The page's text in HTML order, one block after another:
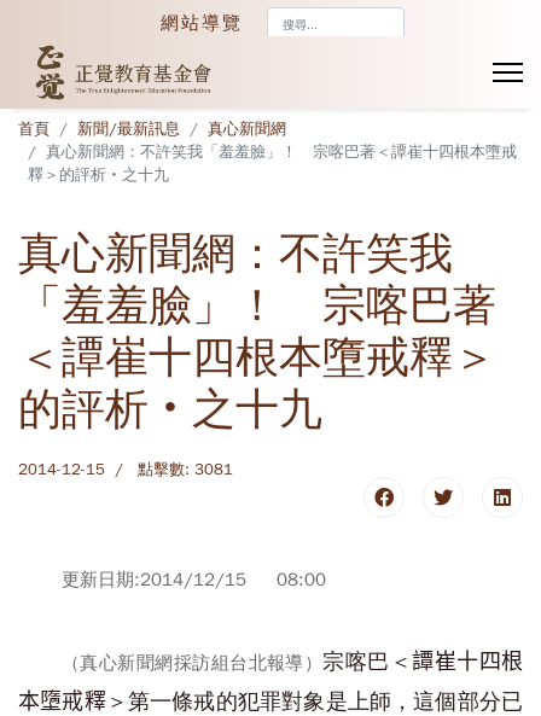
網站導覽
首頁 新聞/最新訊息
真心新聞網
真心新聞網：不許笑我「羞羞臉」！ 宗喀巴著＜譚崔十四根本墮戒
釋＞的評析‧之十九
真心新聞網：不許笑我
「羞羞臉」！ 宗喀巴著
＜譚崔十四根本墮戒釋＞
的評析‧之十九
2014-12-15 點擊數: 3081
更新日期:2014/12/15 08:00
（真心新聞網採訪組台北報導）宗喀巴＜ 譚崔十四根
本墮戒釋＞第一條戒的犯罪對象是上師，這個部分已